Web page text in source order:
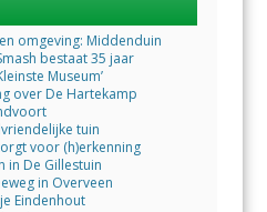
omgeving: Middenduin
bestaat 35 jaar
Museum’
over De Hartekamp
tuin
voor (h)erkenning
in De Gillestuin
in Overveen
Eindenhout